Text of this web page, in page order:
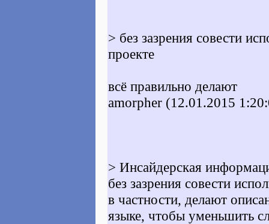
> без зазрения совести
проекте
всё правильно делают
amorpher (12.01.2015
> Инсайдерская
без зазрения совести
в частности, делают
языке, чтобы уменьшить